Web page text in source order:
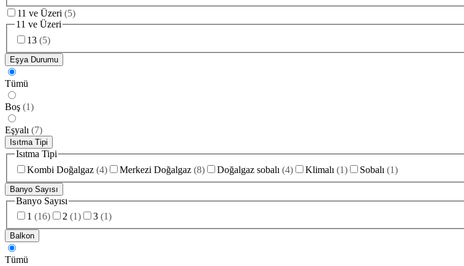
11 ve Üzeri (5)
11 ve Üzeri
13 (5)
Eşya Durumu
Tümü
Boş (1)
Eşyalı (7)
Isıtma Tipi
Isıtma Tipi
Kombi Doğalgaz (4) Merkezi Doğalgaz (8) Doğalgaz sobalı (4) Klimalı (1) Sobalı (1)
Banyo Sayısı
Banyo Sayısı
1 (16) 2 (1) 3 (1)
Balkon
Tümü